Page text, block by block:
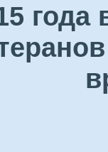
года